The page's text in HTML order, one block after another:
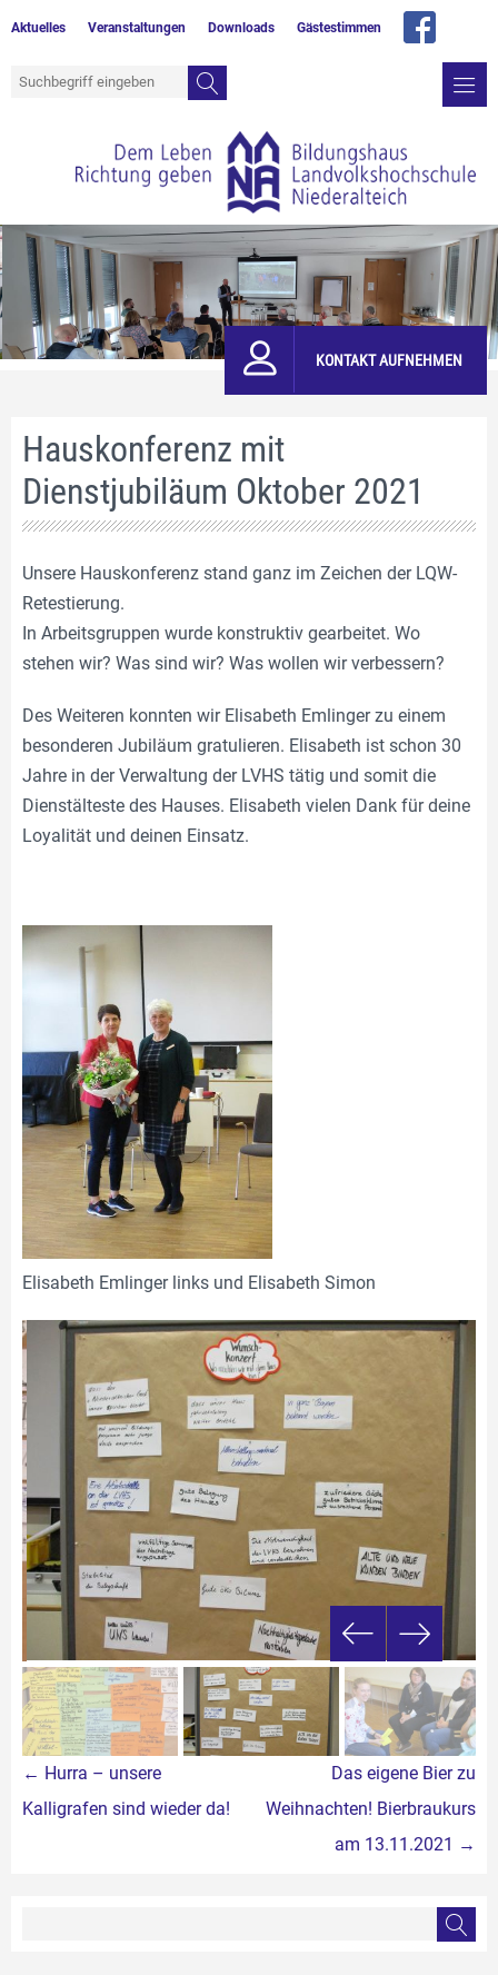
Aktuelles Veranstaltungen Downloads Gästestimmen
KONTAKT AUFNEHMEN
Hauskonferenz mit
Dienstjubiläum Oktober 2021
Unsere Hauskonferenz stand ganz im Zeichen der LQW-
Retestierung.
In Arbeitsgruppen wurde konstruktiv gearbeitet. Wo
stehen wir? Was sind wir? Was wollen wir verbessern?
Des Weiteren konnten wir Elisabeth Emlinger zu einem
besonderen Jubiläum gratulieren. Elisabeth ist schon 30
Jahre in der Verwaltung der LVHS tätig und somit die
Dienstälteste des Hauses. Elisabeth vielen Dank für deine
Loyalität und deinen Einsatz.
Elisabeth Emlinger links und Elisabeth Simon
Beitragsnavigation
← Hurra – unsere
Kalligrafen sind wieder da!
Das eigene Bier zu
Weihnachten! Bierbraukurs
am 13.11.2021 →